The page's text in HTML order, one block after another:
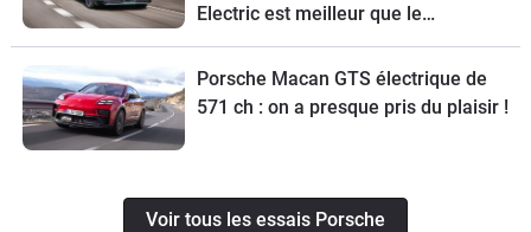
Electric est meilleur que le
thermique
Porsche Macan GTS électrique de
571 ch : on a presque pris du plaisir !
Voir tous les essais Porsche